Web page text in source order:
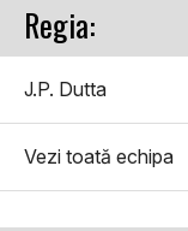
Regia:
J.P. Dutta
Vezi toată echipa